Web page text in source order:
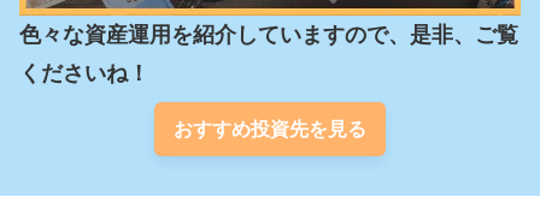
色々な資産運用を紹介していますので、是非、ご覧
くださいね！
おすすめ投資先を見る